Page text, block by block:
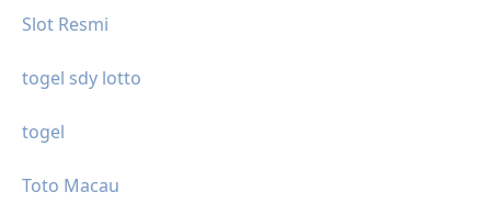
Slot Resmi
togel sdy lotto
togel
Toto Macau